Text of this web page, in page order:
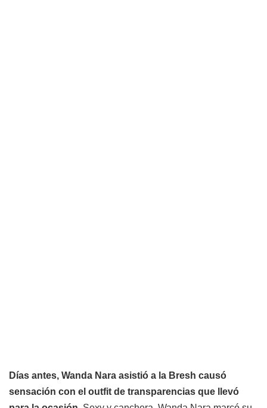
Días antes, Wanda Nara asistió a la Bresh causó
sensación con el outfit de transparencias que llevó